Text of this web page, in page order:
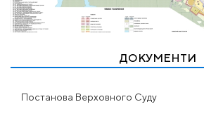
ДОКУМЕНТИ
Постанова Верховного Суду